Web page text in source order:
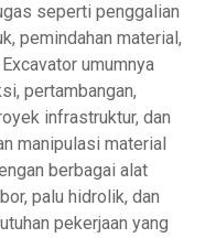
seperti penggalian
pemindahan material,
umumnya
pertambangan,
infrastruktur, dan
manipulasi material
berbagai alat
palu hidrolik, dan
pekerjaan yang